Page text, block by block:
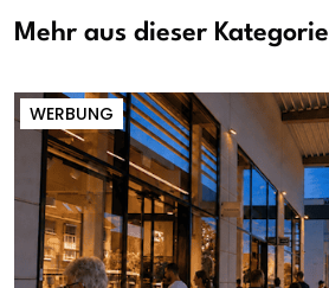
Mehr aus dieser Kategorie
WERBUNG